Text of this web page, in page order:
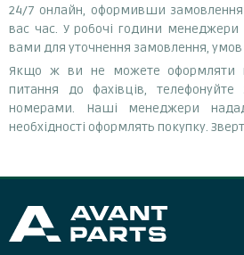
24/7 онлайн, оформивши замовлення
вас час. У робочі години менеджери
вами для уточнення замовлення, умов
Якщо ж ви не можете оформляти
питання до фахівців,
номерами. Наші менеджери
необхідності оформлять покупку.